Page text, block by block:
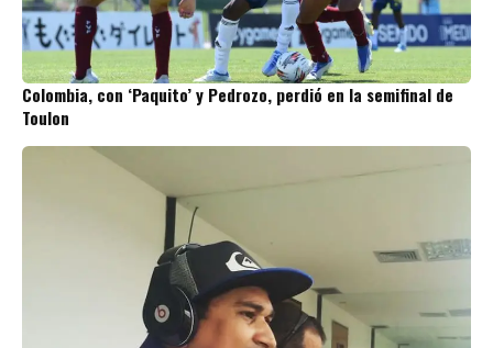
Colombia, con ‘Paquito’ y Pedrozo, perdió en la semifinal de
Toulon